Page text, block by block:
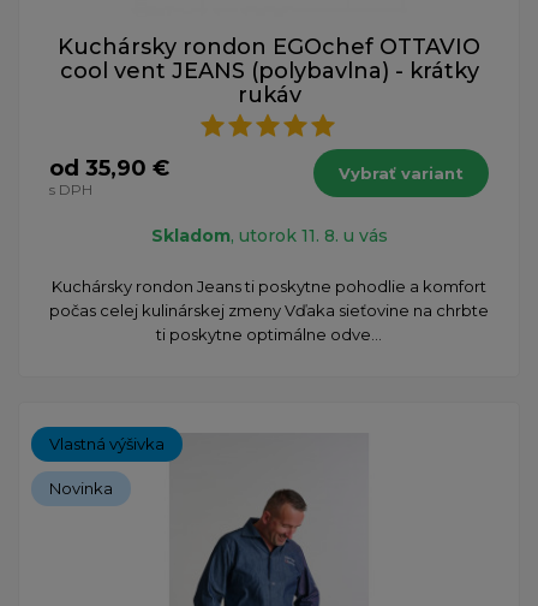
Kuchársky rondon EGOchef OTTAVIO
cool vent JEANS (polybavlna) - krátky
rukáv
od 35,90 €
s DPH
Vybrať variant
Skladom, utorok 11. 8. u vás
Kuchársky rondon Jeans ti poskytne pohodlie a komfort
počas celej kulinárskej zmeny Vďaka sieťovine na chrbte
ti poskytne optimálne odve...
Vlastná výšivka
Novinka